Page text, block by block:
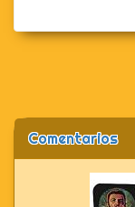
Comentarios